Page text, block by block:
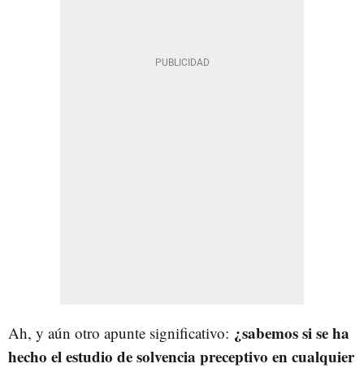
Ah, y aún otro apunte significativo: ¿sabemos si se ha
hecho el estudio de solvencia preceptivo en cualquier